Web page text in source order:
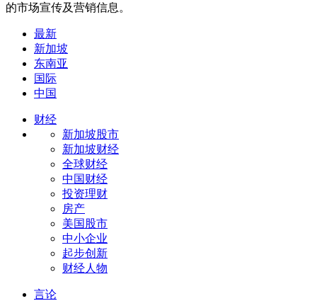
的市场宣传及营销信息。
最新
新加坡
东南亚
国际
中国
财经
新加坡股市
新加坡财经
全球财经
中国财经
投资理财
房产
美国股市
中小企业
起步创新
财经人物
言论